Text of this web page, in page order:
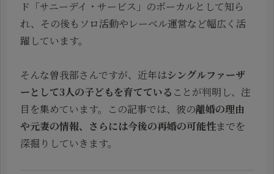
ド「サニーデイ・サービス」のボーカルとして知ら
れ、その後もソロ活動やレーベル運営など幅広く活
躍しています。
そんな曽我部さんですが、近年はシングルファーザ
ーとして3人の子どもを育てている ことが判明し、注
目を集めています。この記事では、彼の離婚の理由
や元妻の情報、さらには今後の再婚の可能性までを
深掘りしていきます。